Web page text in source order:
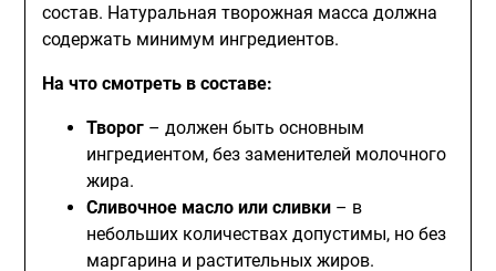
состав. Натуральная творожная масса должна
содержать минимум ингредиентов.
На что смотреть в составе:
Творог – должен быть основным
ингредиентом, без заменителей молочного
жира.
Сливочное масло или сливки – в
небольших количествах допустимы, но без
маргарина и растительных жиров.